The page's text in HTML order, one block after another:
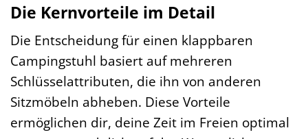
Die Kernvorteile im Detail
Die Entscheidung für einen klappbaren
Campingstuhl basiert auf mehreren
Schlüsselattributen, die ihn von anderen
Sitzmöbeln abheben. Diese Vorteile
ermöglichen dir, deine Zeit im Freien optimal